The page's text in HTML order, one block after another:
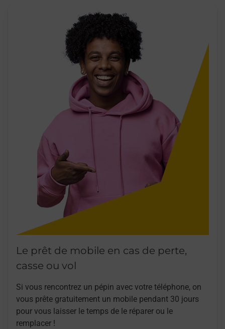
Le prêt de mobile en cas de perte,
casse ou vol
Si vous rencontrez un pépin avec votre téléphone, on
vous prête gratuitement un mobile pendant 30 jours
pour vous laisser le temps de le réparer ou le
remplacer !